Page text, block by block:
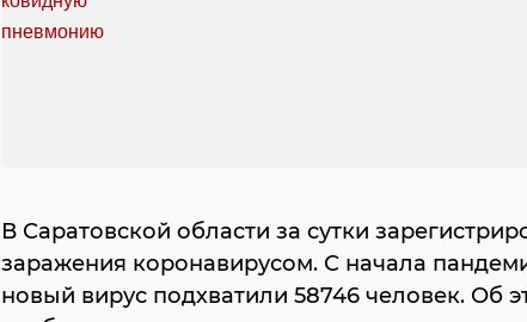
В Саратовской области за сутки
заражения коронавирусом. С начала
новый вирус подхватили 58746 человек. Об